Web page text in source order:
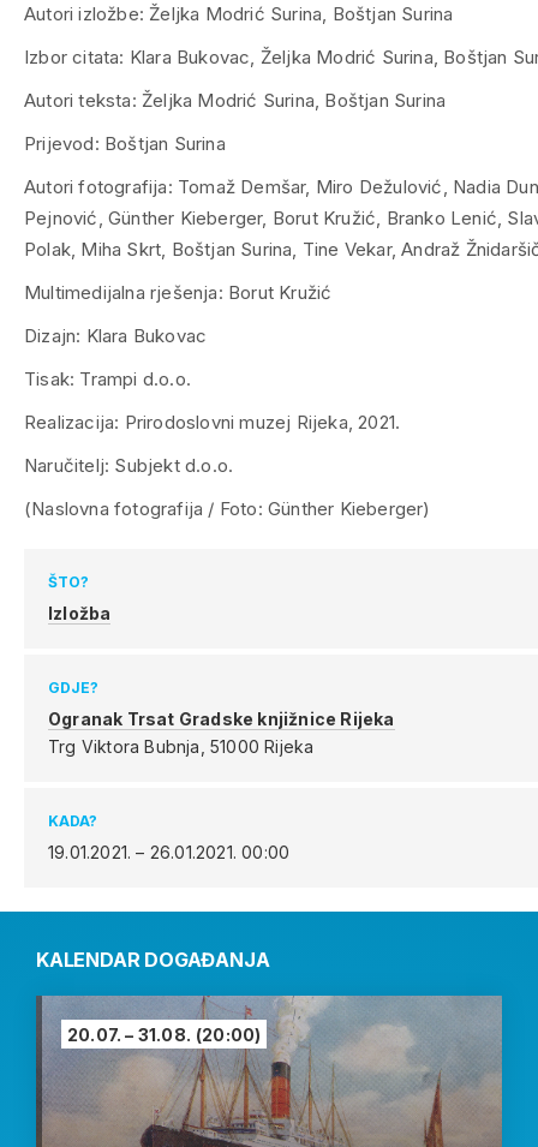
Autori izložbe: Željka Modrić Surina, Boštjan Surina
Izbor citata: Klara Bukovac, Željka Modrić Surina, Boštjan
Autori teksta: Željka Modrić Surina, Boštjan Surina
Prijevod: Boštjan Surina
Autori fotografija: Tomaž Demšar, Miro Dežulović, Nadia
Pejnović, Günther Kieberger, Borut Kružić, Branko Lenić,
Polak, Miha Skrt, Boštjan Surina, Tine Vekar, Andraž
Multimedijalna rješenja: Borut Kružić
Dizajn: Klara Bukovac
Tisak: Trampi d.o.o.
Realizacija: Prirodoslovni muzej Rijeka, 2021.
Naručitelj: Subjekt d.o.o.
(Naslovna fotografija / Foto: Günther Kieberger)
ŠTO?
Izložba
GDJE?
Ogranak Trsat Gradske knjižnice Rijeka
Trg Viktora Bubnja, 51000 Rijeka
KADA?
19.01.2021. – 26.01.2021. 00:00
KALENDAR DOGAĐANJA
20.07. – 31.08. (20:00)